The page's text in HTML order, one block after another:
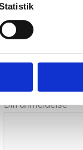
Vær den
Din e-mailadresse
Din anmeldelse*